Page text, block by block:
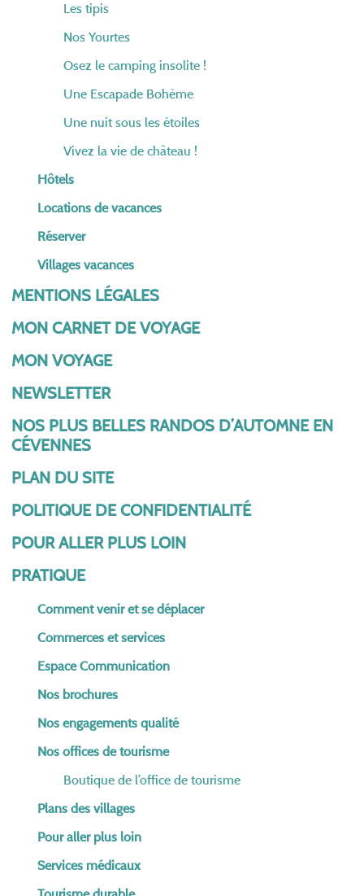
Les tipis
Nos Yourtes
Osez le camping insolite !
Une Escapade Bohème
Une nuit sous les étoiles
Vivez la vie de château !
Hôtels
Locations de vacances
Réserver
Villages vacances
MENTIONS LÉGALES
MON CARNET DE VOYAGE
MON VOYAGE
NEWSLETTER
NOS PLUS BELLES RANDOS D’AUTOMNE EN
CÉVENNES
PLAN DU SITE
POLITIQUE DE CONFIDENTIALITÉ
POUR ALLER PLUS LOIN
PRATIQUE
Comment venir et se déplacer
Commerces et services
Espace Communication
Nos brochures
Nos engagements qualité
Nos offices de tourisme
Boutique de l’office de tourisme
Plans des villages
Pour aller plus loin
Services médicaux